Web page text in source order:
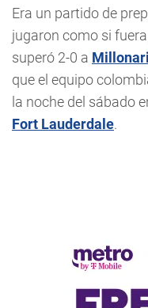
Era un partido de
jugaron como si
superó 2-0 a
que el equipo
la noche del sábado
Fort Lauderdale.